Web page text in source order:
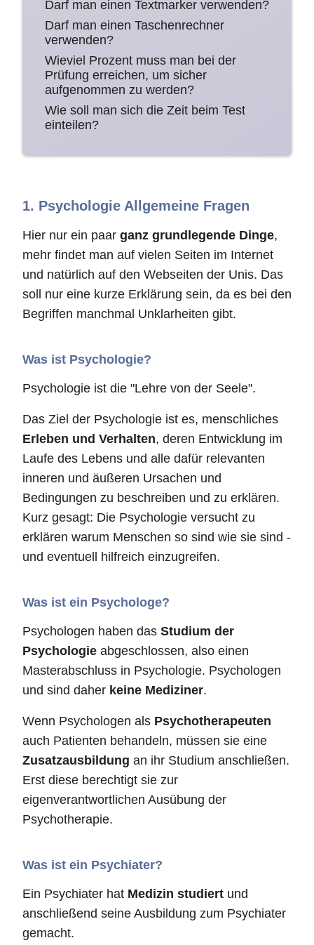
Darf man einen Textmarker verwenden?
Darf man einen Taschenrechner
verwenden?
Wieviel Prozent muss man bei der
Prüfung erreichen, um sicher
aufgenommen zu werden?
Wie soll man sich die Zeit beim Test
einteilen?
1. Psychologie Allgemeine Fragen
Hier nur ein paar ganz grundlegende Dinge,
mehr findet man auf vielen Seiten im Internet
und natürlich auf den Webseiten der Unis. Das
soll nur eine kurze Erklärung sein, da es bei den
Begriffen manchmal Unklarheiten gibt.
Was ist Psychologie?
Psychologie ist die "Lehre von der Seele".
Das Ziel der Psychologie ist es, menschliches
Erleben und Verhalten, deren Entwicklung im
Laufe des Lebens und alle dafür relevanten
inneren und äußeren Ursachen und
Bedingungen zu beschreiben und zu erklären.
Kurz gesagt: Die Psychologie versucht zu
erklären warum Menschen so sind wie sie sind -
und eventuell hilfreich einzugreifen.
Was ist ein Psychologe?
Psychologen haben das Studium der
Psychologie abgeschlossen, also einen
Masterabschluss in Psychologie. Psychologen
und sind daher keine Mediziner.
Wenn Psychologen als Psychotherapeuten
auch Patienten behandeln, müssen sie eine
Zusatzausbildung an ihr Studium anschließen.
Erst diese berechtigt sie zur
eigenverantwortlichen Ausübung der
Psychotherapie.
Was ist ein Psychiater?
Ein Psychiater hat Medizin studiert und
anschließend seine Ausbildung zum Psychiater
gemacht.